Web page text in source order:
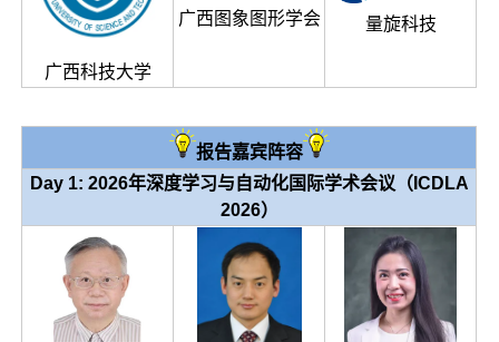
广西科技大学
广西图象图形学会 量旋科技
报告嘉宾阵容
Day 1: 2026年深度学习与自动化国际学术会议（ICDLA
2026）